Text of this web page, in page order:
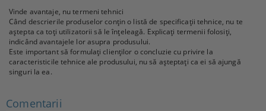
Vinde avantaje, nu termeni tehnici
Când descrierile produselor conțin o listă de specificații tehnice, nu te
aștepta ca toți utilizatorii să le înțeleagă. Explicați termenii folosiți,
indicând avantajele lor asupra produsului.
Este important să formulați clienților o concluzie cu privire la
caracteristicile tehnice ale produsului, nu să așteptați ca ei să ajungă
singuri la ea.
Comentarii